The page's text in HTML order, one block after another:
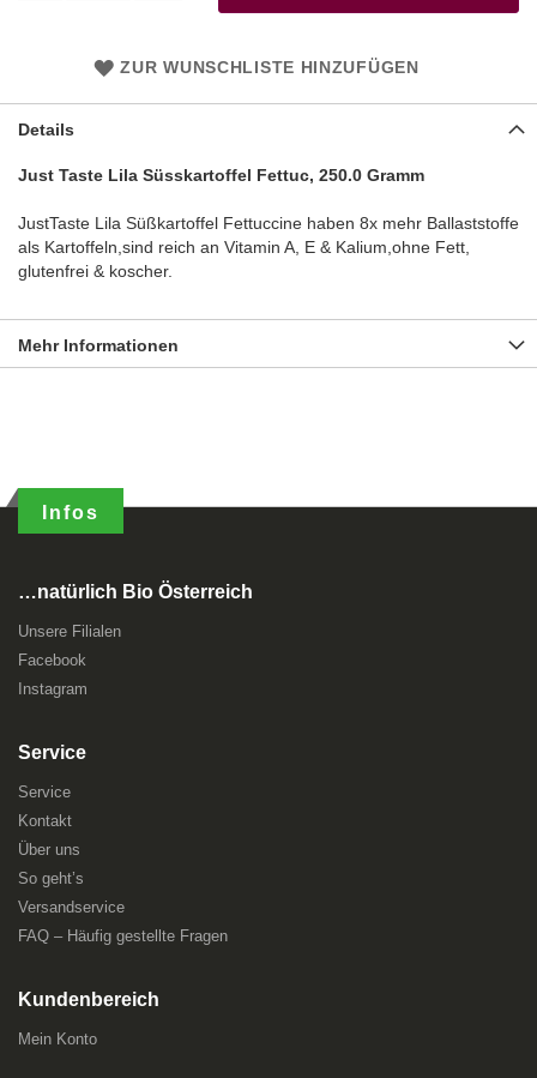
ZUR WUNSCHLISTE HINZUFÜGEN
Details
Just Taste Lila Süsskartoffel Fettuc, 250.0 Gramm
JustTaste Lila Süßkartoffel Fettuccine haben 8x mehr Ballaststoffe
als Kartoffeln,sind reich an Vitamin A, E & Kalium,ohne Fett,
glutenfrei & koscher.
Mehr Informationen
Infos
…natürlich Bio Österreich
Unsere Filialen
Facebook
Instagram
Service
Service
Kontakt
Über uns
So geht’s
Versandservice
FAQ – Häufig gestellte Fragen
Kundenbereich
Mein Konto